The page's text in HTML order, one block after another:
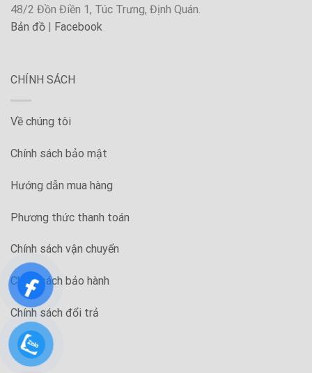
48/2 Đồn Điền 1, Túc Trưng, Định Quán.
Bản đồ
Facebook
CHÍNH SÁCH
Về chúng tôi
Chính sách bảo mật
Hướng dẫn mua hàng
Phương thức thanh toán
Chính sách vận chuyển
Chính sách bảo hành
Chính sách đổi trả